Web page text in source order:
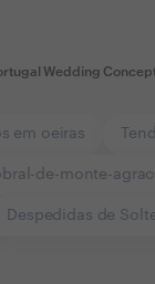
Wedding
em oeiras
de-monte-
Despedidas de